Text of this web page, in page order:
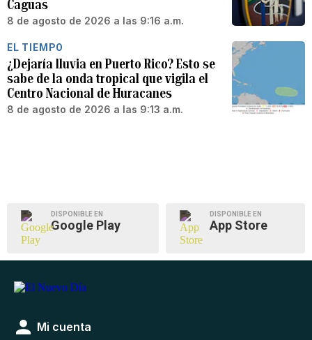
Caguas
8 de agosto de 2026 a las 9:16 a.m.
EL TIEMPO
¿Dejaría lluvia en Puerto Rico? Esto se
sabe de la onda tropical que vigila el
Centro Nacional de Huracanes
8 de agosto de 2026 a las 9:13 a.m.
DISPONIBLE EN
Google Play
DISPONIBLE EN
App Store
Mi cuenta